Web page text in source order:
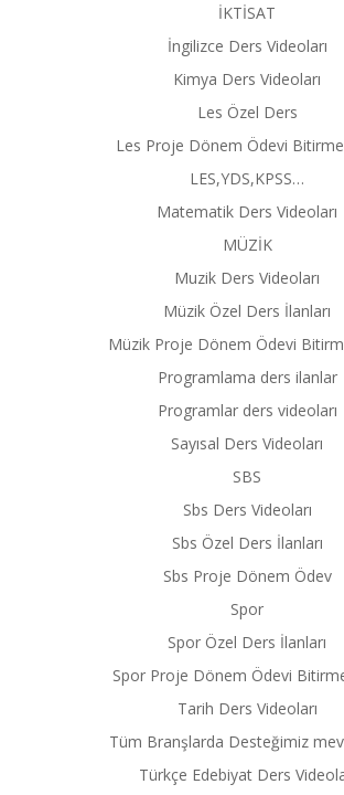
İKTİSAT
İngilizce Ders Videoları
Kimya Ders Videoları
Les Özel Ders
Les Proje Dönem Ödevi
LES,YDS,KPSS…
Matematik Ders Videoları
MÜZİK
Muzik Ders Videoları
Müzik Özel Ders İlanları
Müzik Proje Dönem Ödevi
Programlama ders ilanlar
Programlar ders videoları
Sayısal Ders Videoları
SBS
Sbs Ders Videoları
Sbs Özel Ders İlanları
Sbs Proje Dönem Ödev
Spor
Spor Özel Ders İlanları
Spor Proje Dönem Ödevi
Tarih Ders Videoları
Tüm Branşlarda Desteğimiz
Türkçe Edebiyat Ders